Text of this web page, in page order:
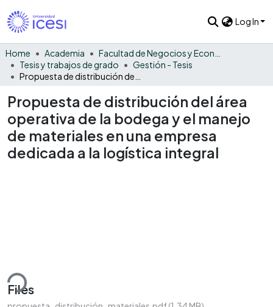
Log In
Home Academia
Tesis y trabajos de grado
Gestión - Tesis
Propuesta de distribución del área
operativa de la bodega y el manejo
de materiales en una empresa
dedicada a la logística integral
Files